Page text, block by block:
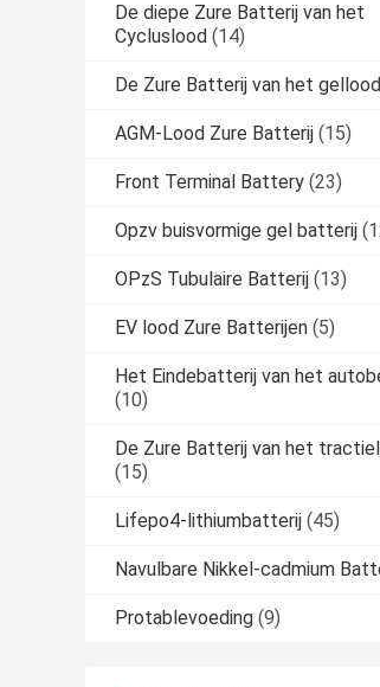
De diepe Zure Batterij van het
Cycluslood (14)
De Zure Batterij van het gellood
AGM-Lood Zure Batterij (15)
Front Terminal Battery (23)
Opzv buisvormige gel batterij
OPzS Tubulaire Batterij (13)
EV lood Zure Batterijen (5)
Het Eindebatterij van het
(10)
De Zure Batterij van het
(15)
Lifepo4-lithiumbatterij (45)
Navulbare Nikkel-cadmium
Protablevoeding (9)